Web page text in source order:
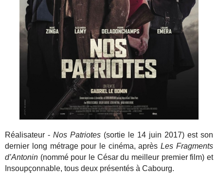
Réalisateur -Nos Patriotes (sortie le 14 juin 2017) est son
dernier long métrage pour le cinéma, aprèsLes Fragments
d’Antonin (nommé pour le César du meilleur premier film) et
Insoupçonnable, tous deux présentés à Cabourg.